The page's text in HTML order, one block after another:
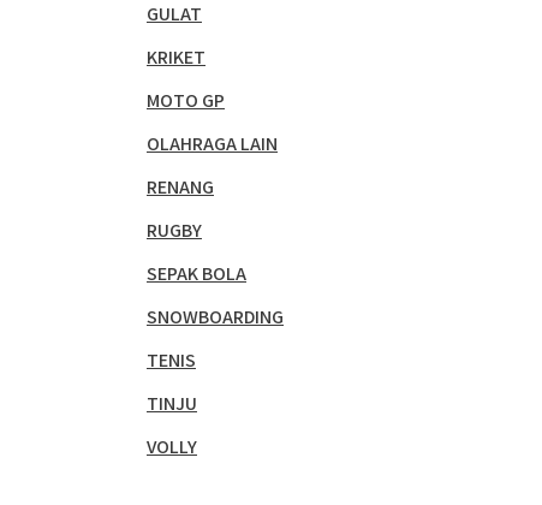
GULAT
KRIKET
MOTO GP
OLAHRAGA LAIN
RENANG
RUGBY
SEPAK BOLA
SNOWBOARDING
TENIS
TINJU
VOLLY